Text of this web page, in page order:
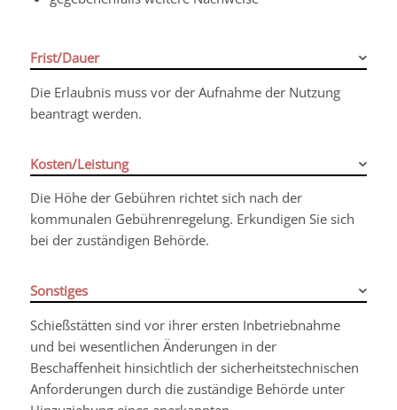
Frist/Dauer
Die Erlaubnis muss vor der Aufnahme der Nutzung
beantragt werden.
Kosten/Leistung
Die Höhe der Gebühren richtet sich nach der
kommunalen Gebührenregelung. Erkundigen Sie sich
bei der zuständigen Behörde.
Sonstiges
Schießstätten sind vor ihrer ersten Inbetriebnahme
und bei wesentlichen Änderungen in der
Beschaffenheit hinsichtlich der sicherheitstechnischen
Anforderungen durch die zuständige Behörde unter